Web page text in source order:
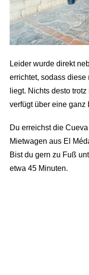
Leider wurde direkt
errichtet, sodass
liegt. Nichts desto trotz
verfügt über eine ganz
Du erreichst die
Mietwagen aus El
Bist du gern zu Fuß
etwa 45 Minuten.